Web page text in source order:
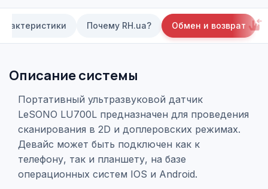
Почему RH.ua? Обмен и возврат
Описание системы
Портативный ультразвуковой датчик
LeSONO LU700L предназначен для проведения
сканирования в 2D и доплеровских режимах.
Девайс может быть подключен как к
телефону, так и планшету, на базе
операционных систем IOS и Android.